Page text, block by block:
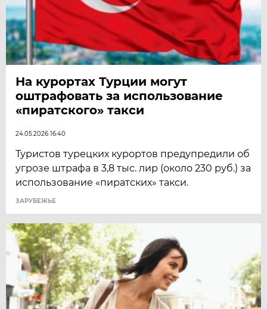
На курортах Турции могут
оштрафовать за использование
«пиратского» такси
24.05.2026 16:40
Туристов турецких курортов предупредили об
угрозе штрафа в 3,8 тыс. лир (около 230 руб.) за
использование «пиратских» такси.
ЗАРУБЕЖЬЕ